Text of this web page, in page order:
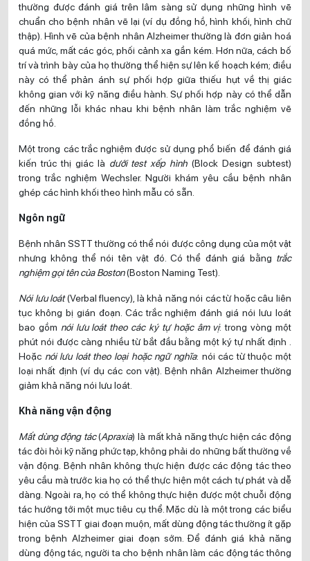
thường được đánh giá trên lâm sàng sử dụng những hình vẽ
chuẩn cho bệnh nhân vẽ lại (ví dụ đồng hồ, hình khối, hình chữ
thập). Hình vẽ của bệnh nhân Alzheimer thường là đơn giản hoá
quá mức, mất các góc, phối cảnh xa gần kém. Hơn nữa, cách bố
trí và trình bày của họ thường thể hiện sự lên kế hoạch kém; điều
này có thể phản ánh sự phối hợp giữa thiếu hụt về thị giác
không gian với kỹ năng điều hành. Sự phối hợp này có thể dẫn
đến những lỗi khác nhau khi bệnh nhân làm trắc nghiệm vẽ
đồng hồ.
Một trong các trắc nghiệm được sử dụng phổ biến để đánh giá
kiến trúc thị giác là dưới test xếp hình (Block Design subtest)
trong trắc nghiệm Wechsler. Người khám yêu cầu bệnh nhân
ghép các hình khối theo hình mẫu có sẵn.
Ngôn ngữ
Bệnh nhân SSTT thường có thể nói được công dụng của một vật
nhưng không thể nói tên vật đó. Có thể đánh giá bằng trắc
nghiệm gọi tên của Boston(Boston Naming Test).
Nói lưu loát(Verbal fluency), là khả năng nói các từ hoặc câu liên
tục không bị gián đoạn. Các trắc nghiệm đánh giá nói lưu loát
bao gồm nói lưu loát theo các ký tự hoặc âm vị: trong vòng một
phút nói được càng nhiều từ bắt đầu bằng một ký tự nhất định .
Hoặc nói lưu loát theo loại hoặc ngữ nghĩa: nói các từ thuộc một
loại nhất định (ví dụ các con vật). Bệnh nhân Alzheimer thường
giảm khả năng nói lưu loát.
Khả năng vận động
Mất dùng động tác(Apraxia) là mất khả năng thực hiện các động
tác đòi hỏi kỹ năng phức tạp, không phải do những bất thường về
vận động. Bệnh nhân không thực hiện được các động tác theo
yêu cầu mà trước kia họ có thể thực hiện một cách tự phát và dễ
dàng. Ngoài ra, họ có thể không thực hiện được một chuỗi động
tác hướng tới một mục tiêu cụ thể. Mặc dù là một trong các biểu
hiện của SSTT giai đoạn muộn, mất dùng động tác thường ít gặp
trong bệnh Alzheimer giai đoạn sớm. Để đánh giá khả năng
dùng động tác, người ta cho bệnh nhân làm các động tác thông